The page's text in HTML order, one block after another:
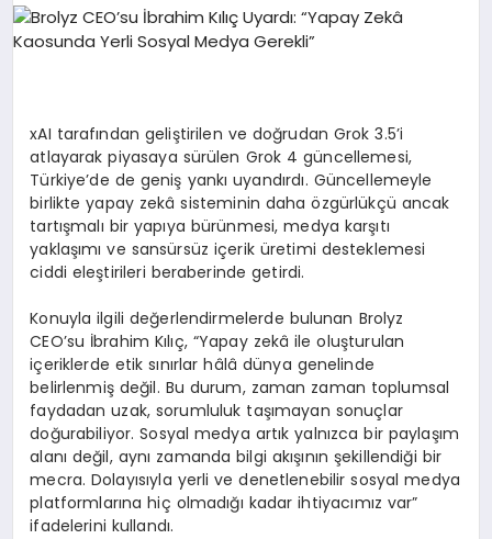
EĞITIM
xAI tarafından geliştirilen ve doğrudan Grok 3.5’i
atlayarak piyasaya sürülen Grok 4 güncellemesi,
Türkiye’de de geniş yankıuyandırdı. Güncellemeyle
birlikte yapay zekâsisteminin dahaözgürlükçü ancak
tartışmalı bir yapıya bürünmesi, medya karşıtı
yaklaşımıve sansürsüz içerik üretimi desteklemesi
ciddi eleştirileri beraberinde getirdi.
Konuyla ilgili değerlendirmelerde bulunan Brolyz
CEO’su İbrahim Kılıç, “Yapay zekâile oluşturulan
içeriklerde etik sınırlar hâlâ dünya genelinde
belirlenmiş değil. Bu durum, zaman zaman toplumsal
faydadan uzak, sorumluluk taşımayan sonuçlar
doğurabiliyor. Sosyal medya artık yalnızca bir paylaşım
alanı değil, aynı zamanda bilgi akışının şekillendiği bir
mecra. Dolayısıyla yerli ve denetlenebilir sosyal medya
platformlarına hiç olmadığı kadar ihtiyacımız var”
ifadelerini kullandı.